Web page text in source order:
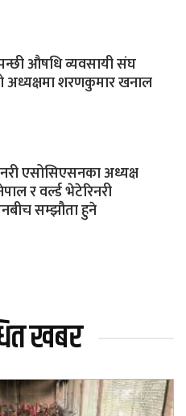
औषधि व्यवसायी संघ
अध्यक्षमा शरणकुमार खनाल
एसोसिएसनका अध्यक्ष
र वर्ल्ड भेटेरिनरी
सम्झौता हुने
खबर